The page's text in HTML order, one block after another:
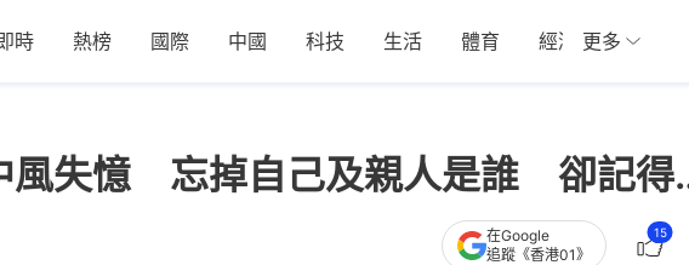
時 熱榜 國際 中國 科技 生活 體育 經濟 01深圳
更多
風失憶 忘掉自己及親人是誰 卻記
在Google
追蹤《香港01》
15